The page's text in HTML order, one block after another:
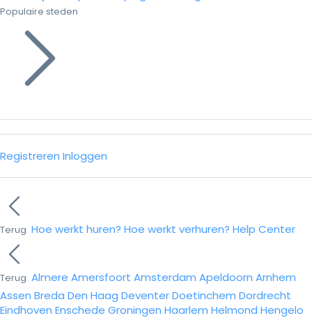
Populaire steden
Registreren Inloggen
Terug Hoe werkt huren? Hoe werkt verhuren? Help Center
Terug Almere Amersfoort Amsterdam Apeldoorn Arnhem
Assen Breda Den Haag DeventerDoetinchem Dordrecht
Eindhoven Enschede Groningen Haarlem Helmond Hengelo